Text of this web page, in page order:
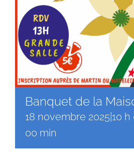
Banquet de la
18 novembre 2025|10 h
00 min